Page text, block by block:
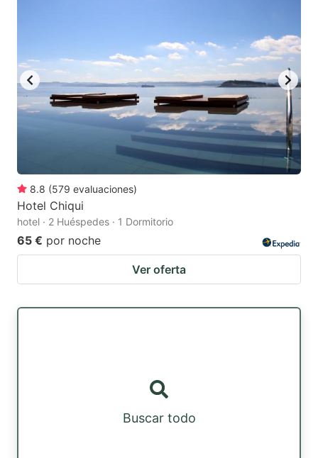
8.8 (579 evaluaciones)
Hotel Chiqui
hotel · 2 Huéspedes · 1 Dormitorio
65 € por noche
Ver oferta
Buscar todo